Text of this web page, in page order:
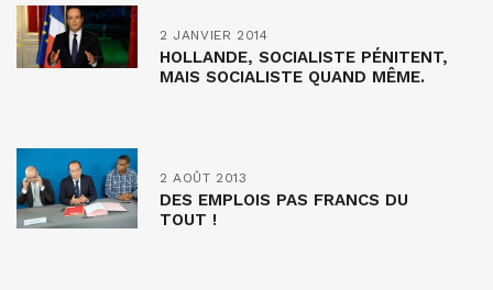
2 JANVIER 2014
HOLLANDE, SOCIALISTE PÉNITENT,
MAIS SOCIALISTE QUAND MÊME.
2 AOÛT 2013
DES EMPLOIS PAS FRANCS DU
TOUT !